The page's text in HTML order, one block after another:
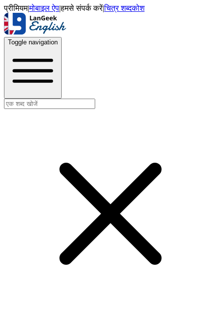
प्रीमियम|मोबाइल ऐप|हमसे संपर्क करें|चित्र शब्दकोश
Toggle navigation